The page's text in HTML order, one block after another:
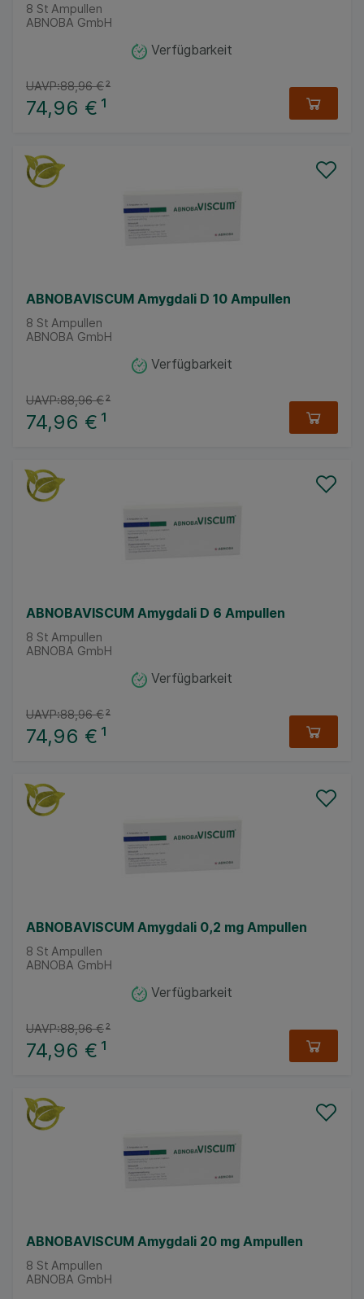
ABNOBA GmbH
8 St Ampullen
Verfügbarkeit
74,96 € ¹
UAVP:88,96 €²
ABNOBAVISCUM Amygdali D 10 Ampullen
ABNOBA GmbH
8 St Ampullen
Verfügbarkeit
74,96 € ¹
UAVP:88,96 €²
ABNOBAVISCUM Amygdali D 6 Ampullen
ABNOBA GmbH
8 St Ampullen
Verfügbarkeit
74,96 € ¹
UAVP:88,96 €²
ABNOBAVISCUM Amygdali 0,2 mg Ampullen
ABNOBA GmbH
8 St Ampullen
Verfügbarkeit
74,96 € ¹
UAVP:88,96 €²
ABNOBAVISCUM Amygdali 20 mg Ampullen
ABNOBA GmbH
8 St Ampullen